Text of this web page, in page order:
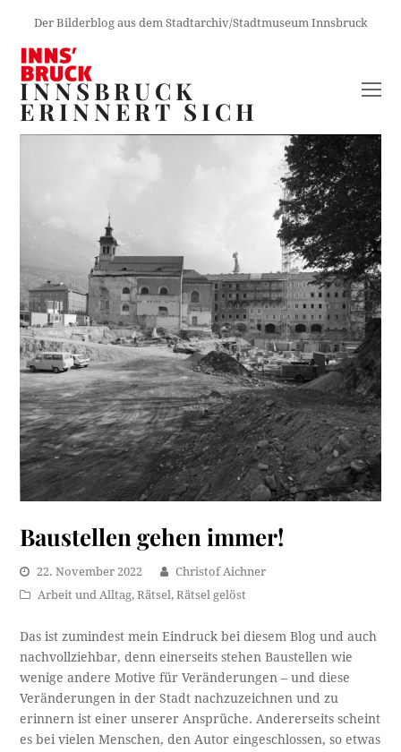
Der Bilderblog aus dem Stadtarchiv/Stadtmuseum Innsbruck
INNSBRUCK
ERINNERT SICH
Baustellen gehen immer!
22. November 2022
Christof Aichner
Arbeit und Alltag,Rätsel,Rätsel gelöst
Das ist zumindest mein Eindruck bei diesem Blog und auch
nachvollziehbar, denn einerseits stehen Baustellen wie
wenige andere Motive für Veränderungen – und diese
Veränderungen in der Stadt nachzuzeichnen und zu
erinnern ist einer unserer Ansprüche. Andererseits scheint
es bei vielen Menschen, den Autor eingeschlossen, so etwas